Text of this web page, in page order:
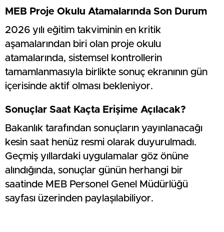
MEB Proje Okulu Atamalarında Son Durum
2026 yılı eğitim takviminin en kritik
aşamalarından biri olan proje okulu
atamalarında, sistemsel kontrollerin
tamamlanmasıyla birlikte sonuç ekranının gün
içerisinde aktif olması bekleniyor.
Sonuçlar Saat Kaçta Erişime Açılacak?
Bakanlık tarafından sonuçların yayınlanacağı
kesin saat henüz resmi olarak duyurulmadı.
Geçmiş yıllardaki uygulamalar göz önüne
alındığında, sonuçlar günün herhangi bir
saatinde MEB Personel Genel Müdürlüğü
sayfası üzerinden paylaşılabiliyor.